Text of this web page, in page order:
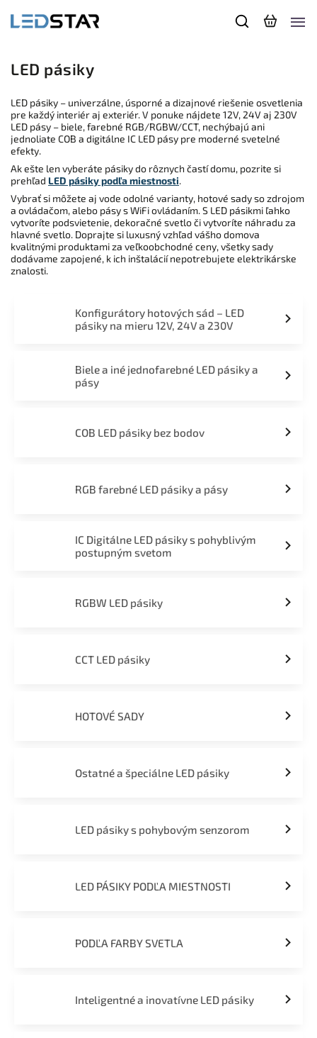
LED pásiky
LED pásiky – univerzálne, úsporné a dizajnové riešenie osvetlenia
pre každý interiér aj exteriér. V ponuke nájdete 12V, 24V aj 230V
LED pásy – biele, farebné RGB/RGBW/CCT, nechýbajú ani
jednoliate COB a digitálne IC LED pásy pre moderné svetelné
efekty.
Ak ešte len vyberáte pásiky do rôznych častí domu, pozrite si
prehľad LED pásiky podľa miestnosti.
Vybrať si môžete aj vode odolné varianty, hotové sady so zdrojom
a ovládačom, alebo pásy s WiFi ovládaním. S LED pásikmi ľahko
vytvoríte podsvietenie, dekoračné svetlo či vytvoríte náhradu za
hlavné svetlo. Doprajte si luxusný vzhľad vášho domova
kvalitnými produktami za veľkoobchodné ceny, všetky sady
dodávame zapojené, k ich inštalácií nepotrebujete elektrikárske
znalosti.
Konfigurátory hotových sád – LED
pásiky na mieru 12V, 24V a 230V
Biele a iné jednofarebné LED pásiky a
pásy
COB LED pásiky bez bodov
RGB farebné LED pásiky a pásy
IC Digitálne LED pásiky s pohyblivým
postupným svetom
RGBW LED pásiky
CCT LED pásiky
HOTOVÉ SADY
Ostatné a špeciálne LED pásiky
LED pásiky s pohybovým senzorom
LED PÁSIKY PODĽA MIESTNOSTI
PODĽA FARBY SVETLA
Inteligentné a inovatívne LED pásiky